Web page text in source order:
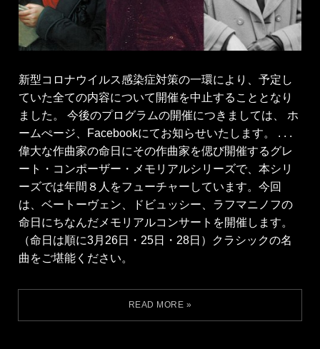
新型コロナウイルス感染症対策の一環により、予定し
ていた全ての内容について開催を中止することとなり
ました。 今後のプログラムの開催につきましては、 ホ
ームぺージ、Facebookにてお知らせいたします。 . . .
偉大な作曲家の命日にその作曲家を偲び開催するグレ
ート・コンポーザー・メモリアルシリーズで、本シリ
ーズでは年間８人をフューチャーしています。今回
は、ベートーヴェン、ドビュッシー、ラフマニノフの
命日にちなんだメモリアルコンサートを開催します。
（命日は順に3月26日・25日・28日）クラシックの名
曲をご堪能ください。